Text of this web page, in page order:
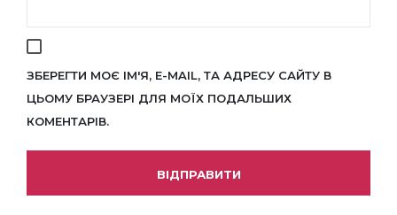
ЗБЕРЕГТИ МОЄ ІМ'Я, E-MAIL, ТА АДРЕСУ САЙТУ В
ЦЬОМУ БРАУЗЕРІ ДЛЯ МОЇХ ПОДАЛЬШИХ
КОМЕНТАРІВ.